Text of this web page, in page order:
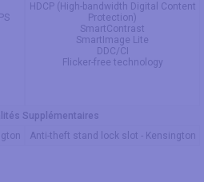
HDCP (High-bandwidth Digital Content
Protection)
SmartContrast
SmartImage Lite
DDC/CI
Flicker-free technology
Supplémentaires
Anti-theft stand lock slot - Kensington